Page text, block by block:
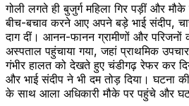
गोली लगते ही बुजुर्ग महिला गिर पड़ीं और
बीच-बचाव करने आए अपने बड़े भाई संदीप,
दाग दीं। आनन-फानन ग्रामीणों और परिजनों
अस्पताल पहुंचाया गया, जहां प्राथमिक
गंभीर हालत को देखते हुए चंडीगढ़ रेफर कर
और भाई संदीप ने भी दम तोड़ दिया। घटना
के साथ आला अधिकारी मौके पर पहुंचे और